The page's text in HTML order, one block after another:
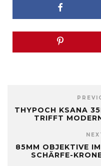
THYPOCH KSANA
TRIFFT
85MM OBJEKTIVE
SCHÄRFE-